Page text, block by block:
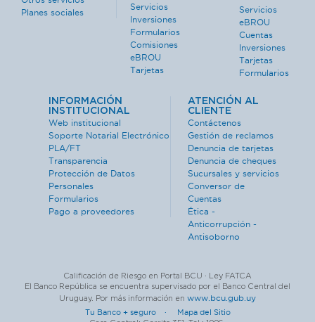
Planes sociales
Servicios
Inversiones
Formularios
Comisiones
eBROU
Tarjetas
Servicios
eBROU
Cuentas
Inversiones
Tarjetas
Formularios
INFORMACIÓN
INSTITUCIONAL
Web institucional
Soporte Notarial Electrónico
PLA/FT
Transparencia
Protección de Datos
Personales
Formularios
Pago a proveedores
ATENCIÓN AL
CLIENTE
Contáctenos
Gestión de reclamos
Denuncia de tarjetas
Denuncia de cheques
Sucursales y servicios
Conversor de
Cuentas
Ética -
Anticorrupción -
Antisoborno
Calificación de Riesgo en Portal BCU · Ley FATCA
El Banco República se encuentra supervisado por el Banco Central del
Uruguay. Por más información en www.bcu.gub.uy
Tu Banco + seguro · Mapa del Sitio